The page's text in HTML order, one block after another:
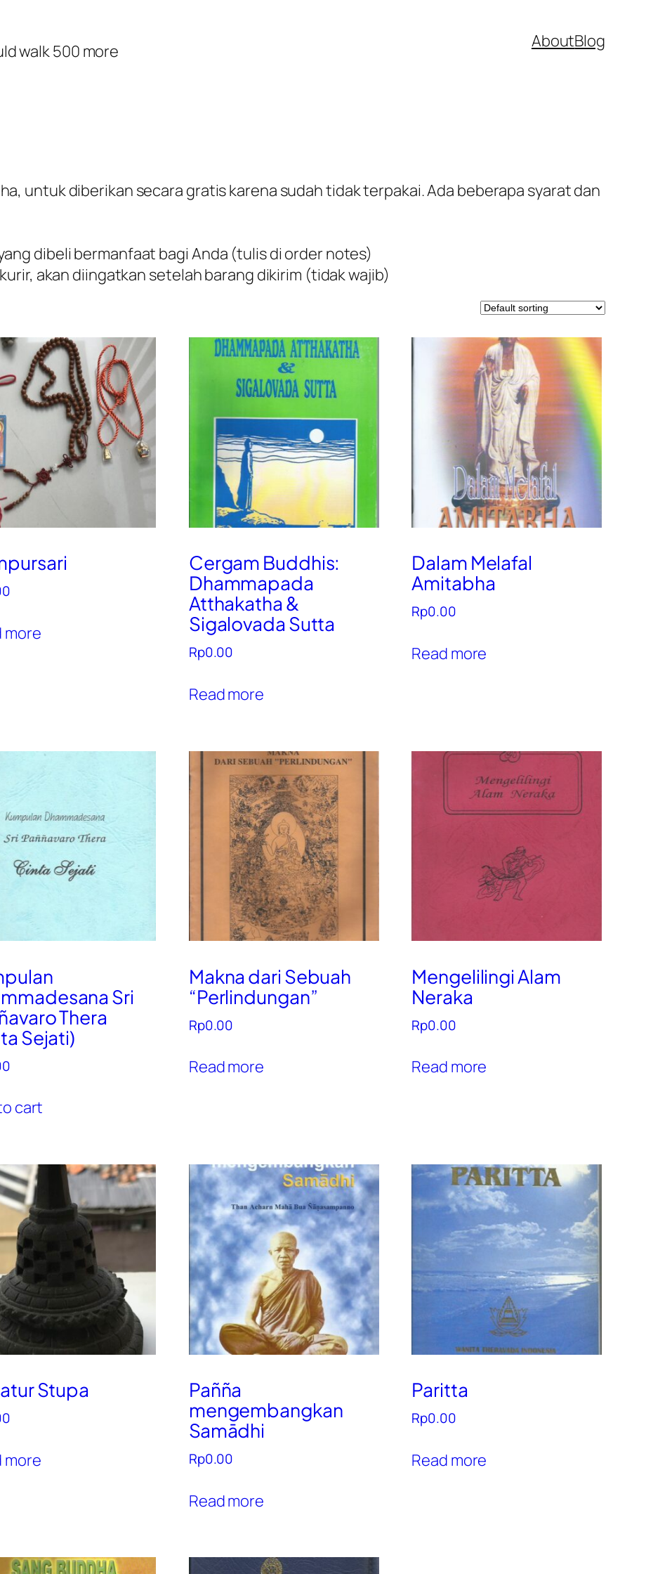
walk 500 more
AboutBlog
untuk diberikan secara gratis karena sudah tidak terpakai. Ada beberapa syarat dan
dibeli bermanfaat bagi Anda (tulis di order notes)
akan diingatkan setelah barang dikirim (tidak wajib)
more
Cergam Buddhis:
Dhammapada
Atthakatha &
Sigalovada Sutta
Rp0.00
Read more
Dalam Melafal
Amitabha
Rp0.00
Read more
Sri
Thera
Sejati)
cart
Makna dari Sebuah
“Perlindungan”
Rp0.00
Read more
Mengelilingi Alam
Neraka
Rp0.00
Read more
Stupa
more
Pañña
mengembangkan
Samādhi
Rp0.00
Read more
Paritta
Rp0.00
Read more